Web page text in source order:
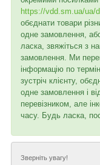
https://vdd.sm.ua/ua/
обєднати товари
одне замовлення,
ласка, звяжіться з
замовлення. Ми
інформацію по
зустріч клієнту,
одне замовлення і
перевізником, але
часу. Будь ласка,
Зверніть увагу!